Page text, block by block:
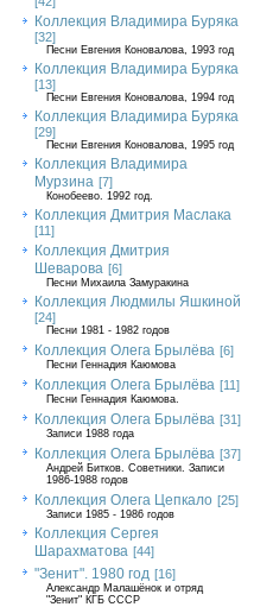
Коллекция Владимира Буряка
[32]
Песни Евгения Коновалова, 1993 год
Коллекция Владимира Буряка
[13]
Песни Евгения Коновалова, 1994 год
Коллекция Владимира Буряка
[29]
Песни Евгения Коновалова, 1995 год
Коллекция Владимира
Мурзина [7]
Конобеево. 1992 год.
Коллекция Дмитрия Маслака
[11]
Коллекция Дмитрия
Шеварова [6]
Песни Михаила Замуракина
Коллекция Людмилы Яшкиной
[24]
Песни 1981 - 1982 годов
Коллекция Олега Брылёва [6]
Песни Геннадия Каюмова
Коллекция Олега Брылёва [11]
Песни Геннадия Каюмова.
Коллекция Олега Брылёва [31]
Записи 1988 года
Коллекция Олега Брылёва [37]
Андрей Битков. Советники. Записи
1986-1988 годов
Коллекция Олега Цепкало [25]
Записи 1985 - 1986 годов
Коллекция Сергея
Шарахматова [44]
"Зенит". 1980 год [16]
Александр Малашёнок и отряд
"Зенит" КГБ СССР